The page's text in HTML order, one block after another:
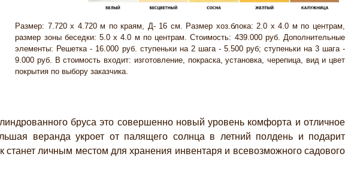
Размер: 7.720 х 4.720 м по краям, Д- 16 см. Размер хоз.блока: 2.0 х 4.0 м по центрам,
размер зоны беседки: 5.0 х 4.0 м по центрам. Стоимость: 439.000 руб. Дополнительные
элементы: Решетка - 16.000 руб. ступеньки на 2 шага - 5.500 руб; ступеньки на 3 шага -
9.000 руб. В стоимость входит: изготовление, покраска, установка, черепица, вид и цвет
покрытия по выбору заказчика.
бруса это совершенно новый уровень комфорта и отличное
веранда укроет от палящего солнца в летний полдень и подарит
личным местом для хранения инвентаря и всевозможного садового